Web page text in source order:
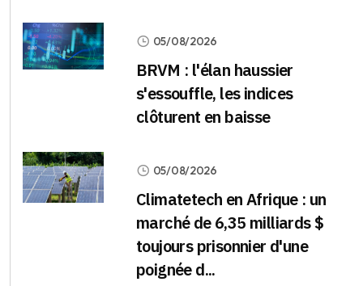
05/08/2026
BRVM : l'élan haussier
s'essouffle, les indices
clôturent en baisse
05/08/2026
Climatetech en Afrique : un
marché de 6,35 milliards $
toujours prisonnier d'une
poignée d...